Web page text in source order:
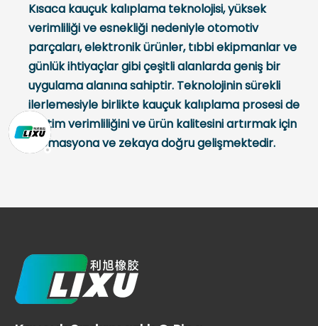
Kısaca kauçuk kalıplama teknolojisi, yüksek
verimliliği ve esnekliği nedeniyle otomotiv
parçaları, elektronik ürünler, tıbbi ekipmanlar ve
günlük ihtiyaçlar gibi çeşitli alanlarda geniş bir
uygulama alanına sahiptir. Teknolojinin sürekli
ilerlemesiyle birlikte kauçuk kalıplama prosesi de
üretim verimliliğini ve ürün kalitesini artırmak için
otomasyona ve zekaya doğru gelişmektedir.